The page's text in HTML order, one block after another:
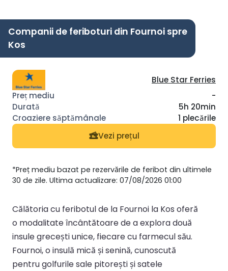
Companii de feriboturi din Fournoi spre
Kos
Blue Star Ferries
-
5h 20min
1 plecările
Vezi prețul
*Preț mediu bazat pe rezervările de feribot din ultimele
30 de zile. Ultima actualizare: 07/08/2026 01:00
Călătoria cu feribotul de la Fournoi la Kos oferă
o modalitate încântătoare de a explora două
insule grecești unice, fiecare cu farmecul său.
Fournoi, o insulă mică și senină, cunoscută
pentru golfurile sale pitorești și satele